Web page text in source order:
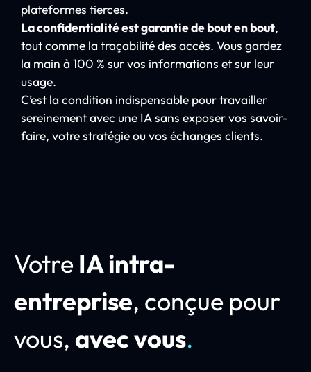
plateformes tierces.
La confidentialité est garantie de bout en bout,
tout comme la traçabilité des accès. Vous gardez
la main à 100 % sur vos informations et sur leur
usage.
C’est la condition indispensable pour travailler
sereinement avec une IA sans exposer vos savoir-
faire, votre stratégie ou vos échanges clients.
Votre IA intra-
entreprise, conçue pour
vous, avec vous.